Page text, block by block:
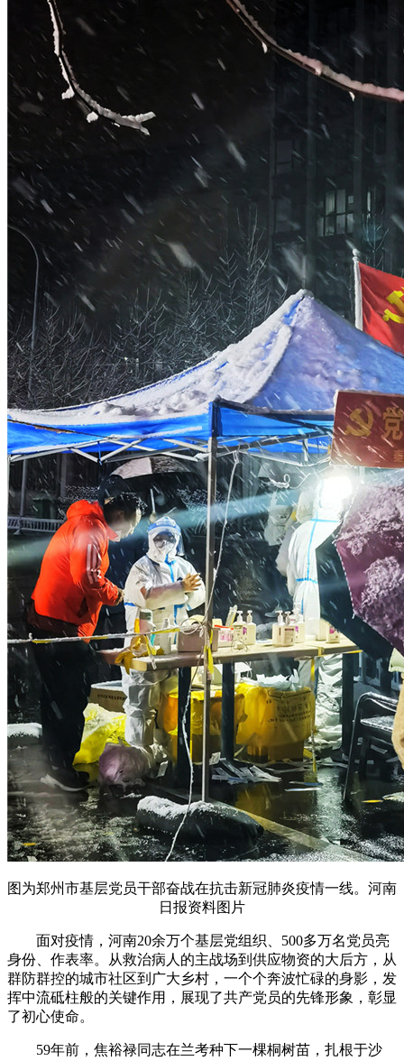
图为郑州市基层党员干部奋战在抗击新冠肺炎疫情一线。河南
日报资料图片
面对疫情，河南20余万个基层党组织、500多万名党员亮
身份、作表率。从救治病人的主战场到供应物资的大后方，从
群防群控的城市社区到广大乡村，一个个奔波忙碌的身影，发
挥中流砥柱般的关键作用，展现了共产党员的先锋形象，彰显
了初心使命。
59年前，焦裕禄同志在兰考种下一棵桐树苗，扎根于沙